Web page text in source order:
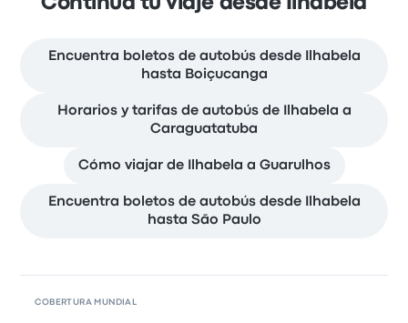
Encuentra boletos de autobús desde Ilhabela
hasta Boiçucanga
Horarios y tarifas de autobús de Ilhabela a
Caraguatatuba
Cómo viajar de Ilhabela a Guarulhos
Encuentra boletos de autobús desde Ilhabela
hasta São Paulo
COBERTURA MUNDIAL